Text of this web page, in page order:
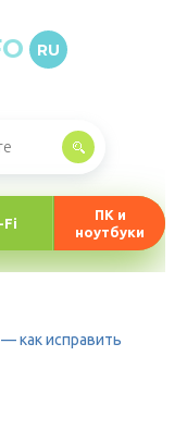
RU
Fi
ПК и
ноутбуки
как исправить